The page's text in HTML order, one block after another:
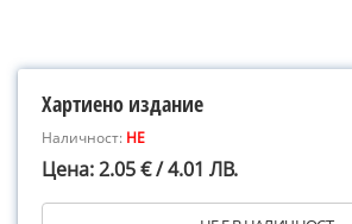
Хартиено издание
Наличност: НЕ
Цена: 2.05 € / 4.01 ЛВ.